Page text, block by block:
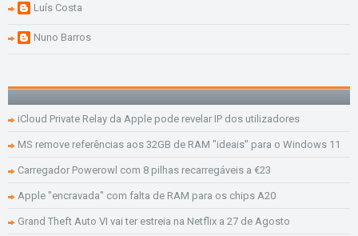
Luís Costa
Nuno Barros
iCloud Private Relay da Apple pode revelar IP dos utilizadores
MS remove referências aos 32GB de RAM "ideais" para o Windows 11
Carregador Powerowl com 8 pilhas recarregáveis a €23
Apple "encravada" com falta de RAM para os chips A20
Grand Theft Auto VI vai ter estreia na Netflix a 27 de Agosto